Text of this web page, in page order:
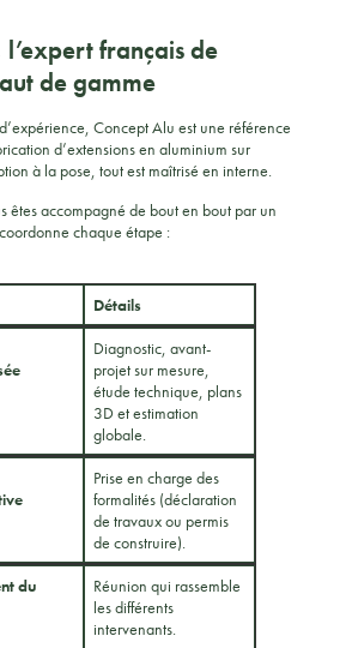
français de
de gamme
Concept Alu est une référence
d’extensions en aluminium sur
à la pose, tout est maîtrisé en interne.
êtes accompagné de bout en bout par un
chaque étape :
Détails
Diagnostic, avant-
projet sur mesure,
étude technique, plans
3D et estimation
globale.
Prise en charge des
formalités (déclaration
de travaux ou permis
de construire).
du
Réunion qui rassemble
les différents
intervenants.